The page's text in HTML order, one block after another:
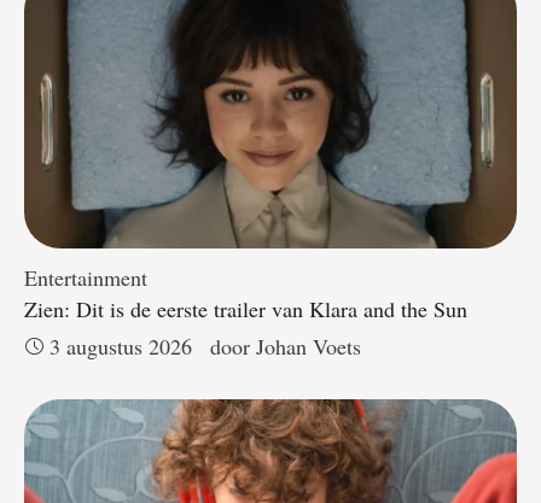
Entertainment
Zien: Dit is de eerste trailer van Klara and the Sun
3 augustus 2026
door Johan Voets